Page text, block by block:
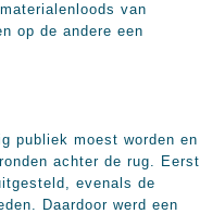
van
op de andere een
publiek moest worden en
achter de rug. Eerst
evenals de
Daardoor werd een